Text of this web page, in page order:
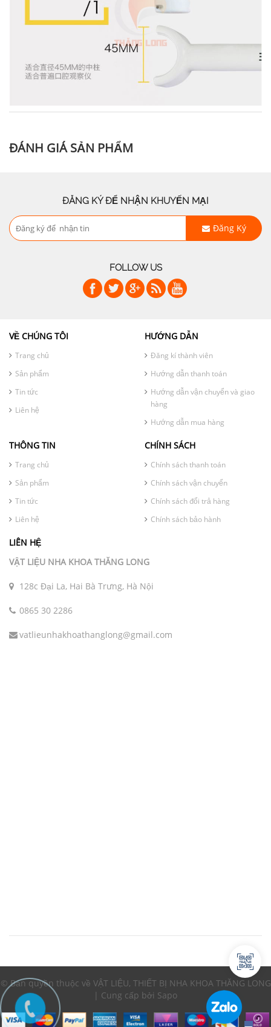
ĐÁNH GIÁ SẢN PHẨM
ĐĂNG KÝ ĐỂ NHẬN KHUYẾN MẠI
Đăng Ký
FOLLOW US
VỀ CHÚNG TÔI
Trang chủ
Sản phẩm
Tin tức
Liên hệ
HƯỚNG DẪN
Đăng kí thành viên
Hướng dẫn thanh toán
Hướng dẫn vận chuyển và giao
hàng
Hướng dẫn mua hàng
THÔNG TIN
Trang chủ
Sản phẩm
Tin tức
Liên hệ
CHÍNH SÁCH
Chính sách thanh toán
Chính sách vận chuyển
Chính sách đổi trả hàng
Chính sách bảo hành
LIÊN HỆ
VẬT LIỆU NHA KHOA THĂNG LONG
128c Đại La, Hai Bà Trưng, Hà Nội
0865 30 2286
vatlieunhakhoathanglong@gmail.com
© Bản quyền thuộc về VẬT LIỆU, THIẾT BỊ NHA KHOA THĂNG LONG
| Cung cấp bởi Sapo